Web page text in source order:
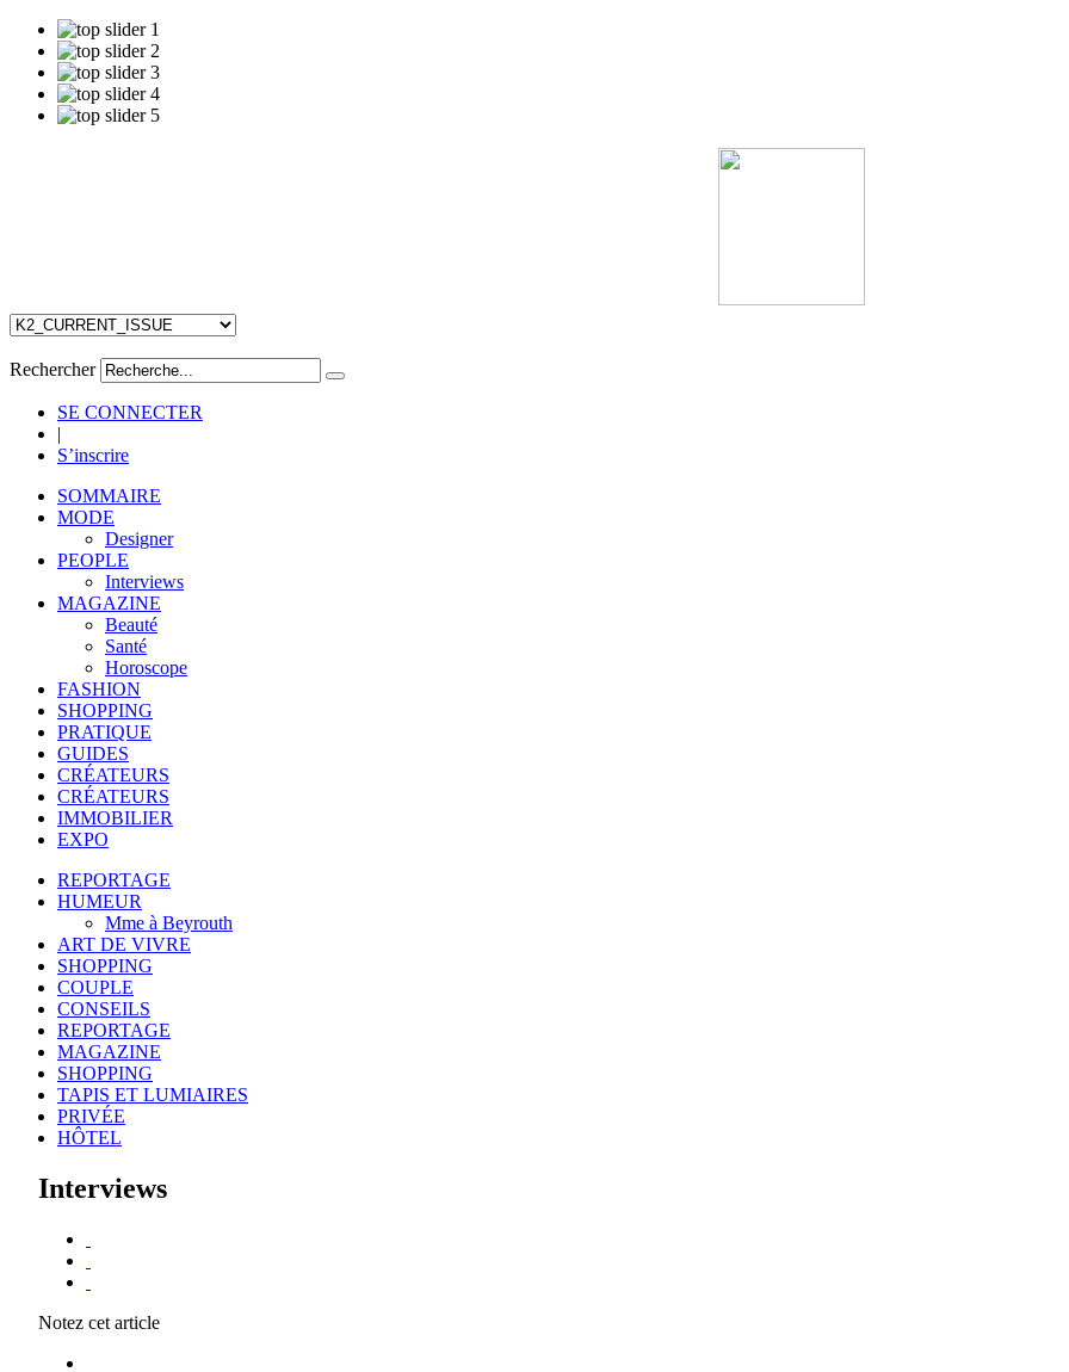
Rechercher
SE CONNECTER
|
S’inscrire
SOMMAIRE
MODE
Designer
PEOPLE
Interviews
MAGAZINE
Beauté
Santé
Horoscope
FASHION
SHOPPING
PRATIQUE
GUIDES
CRÉATEURS
CRÉATEURS
IMMOBILIER
EXPO
REPORTAGE
HUMEUR
Mme à Beyrouth
ART DE VIVRE
SHOPPING
COUPLE
CONSEILS
REPORTAGE
MAGAZINE
SHOPPING
TAPIS ET LUMIAIRES
PRIVÉE
HÔTEL
Interviews
Notez cet article